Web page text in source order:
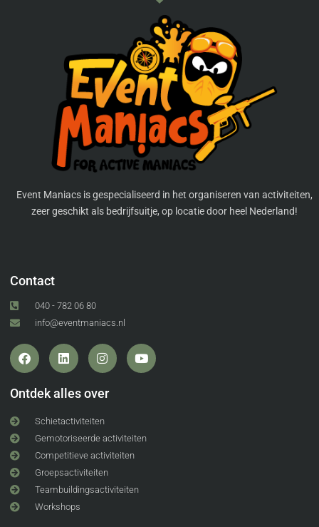
Event Maniacs is gespecialiseerd in het organiseren van activiteiten,
zeer geschikt als bedrijfsuitje, op locatie door heel Nederland!
Contact
040 - 782 06 80
info@eventmaniacs.nl
Ontdek alles over
Schietactiviteiten
Gemotoriseerde activiteiten
Competitieve activiteiten
Groepsactiviteiten
Teambuildingsactiviteiten
Workshops